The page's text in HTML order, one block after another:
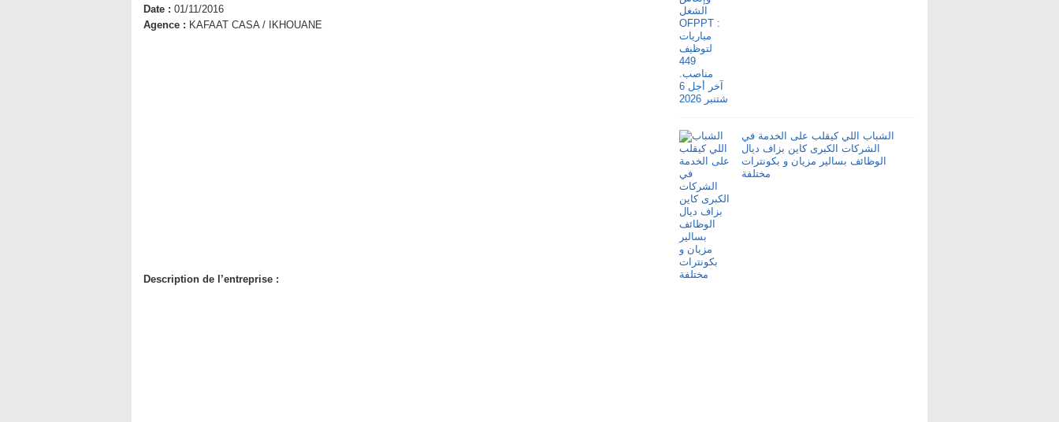
Date : 01/11/2016
Agence : KAFAAT CASA / IKHOUANE
Description de l’entreprise :
الشباب اللي كيقلب على الخدمة في
الشركات الكبرى كاين بزاف ديال
الوظائف بسالير مزيان و بكونترات
مختلفة